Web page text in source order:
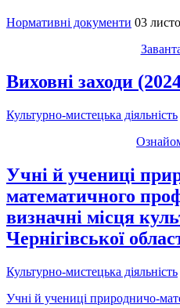
Нормативні документи 03
Виховні заходи
Культурно-мистецька діяльність
Учні й учениці
математичного
визначні місця
Чернігівської
Культурно-мистецька діяльність
Учні й учениці природничо-